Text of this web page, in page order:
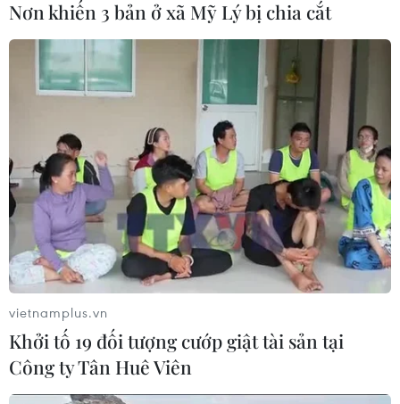
Nơn khiến 3 bản ở xã Mỹ Lý bị chia cắt
vietnamplus.vn
Khởi tố 19 đối tượng cướp giật tài sản tại
Công ty Tân Huê Viên